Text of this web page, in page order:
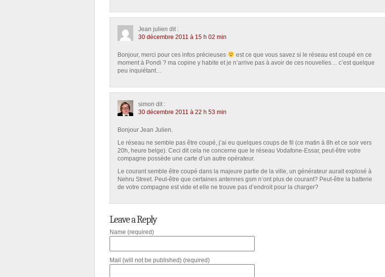
Jean julien dit :
30 décembre 2011 à 15 h 02 min
Bonjour, merci pour ces infos précieuses
est ce que vous savez si le réseau est coupé en ce
moment à Pondi ? ma copine y habite et je n’arrive pas à avoir de ces nouvelles… c’est quelque
peu inquiétant…
simon dit :
30 décembre 2011 à 22 h 53 min
Bonjour Jean Julien.
Le réseau ne semble pas être coupé, j’ai eu quelques coups de fil (ce matin à 8h et ce soir vers
20h, heure belge). Ceci dit cela ne concerne que le réseau Vodafone-Essar, peut-être votre
compagne possède une carte d’un autre opérateur.
Le courant semble être coupé dans la majeure partie de la ville, un générateur aurait explosé à
Nehru Street. Peut-être que certaines antennes gsm n’ont plus de courant? Peut-être la batterie
de votre compagne est vide et elle ne trouve pas d’endroit pour la charger?
Leave a Reply
Name (required)
Mail (will not be published) (required)